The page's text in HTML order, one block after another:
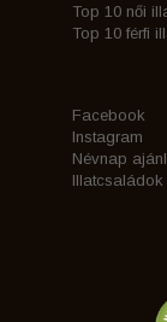
Top 10 női
Top 10 férfi
Facebook
Instagram
Névnap
Illatcsaládok